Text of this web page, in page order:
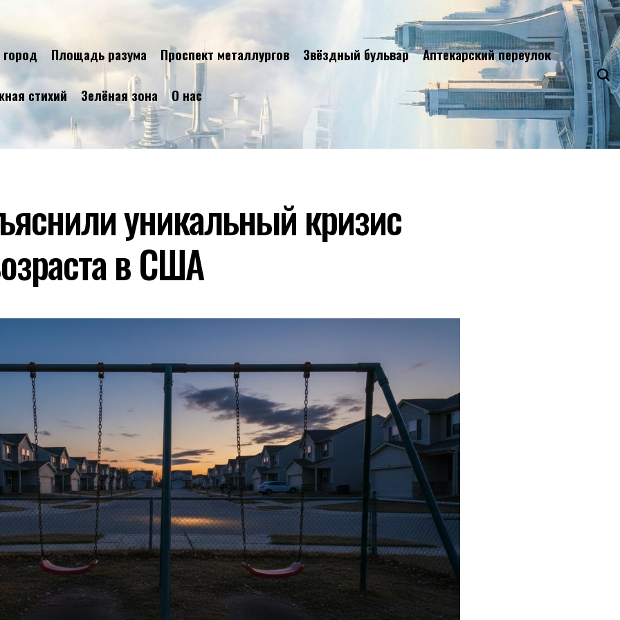
Площадь разума Проспект металлургов Звёздный бульвар Аптекарский переулок
стихий Зелёная зона О нас
уникальный кризис
в США